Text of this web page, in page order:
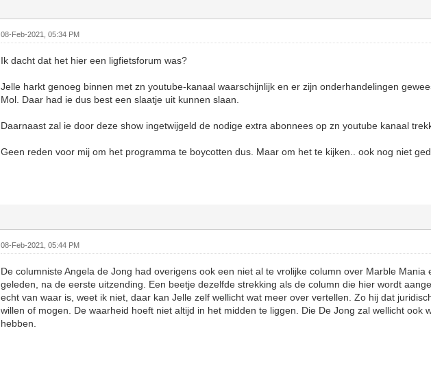
08-Feb-2021, 05:34 PM
Ik dacht dat het hier een ligfietsforum was?
Jelle harkt genoeg binnen met zn youtube-kanaal waarschijnlijk en er zijn onderhandelingen
Mol. Daar had ie dus best een slaatje uit kunnen slaan.
Daarnaast zal ie door deze show ingetwijgeld de nodige extra abonnees op zn youtube kanaal
Geen reden voor mij om het programma te boycotten dus. Maar om het te kijken.. ook nog niet
08-Feb-2021, 05:44 PM
De columniste Angela de Jong had overigens ook een niet al te vrolijke column over Marble Mania
geleden, na de eerste uitzending. Een beetje dezelfde strekking als de column die hier wordt
echt van waar is, weet ik niet, daar kan Jelle zelf wellicht wat meer over vertellen. Zo hij dat
willen of mogen. De waarheid hoeft niet altijd in het midden te liggen. Die De Jong zal wellicht ook
hebben.